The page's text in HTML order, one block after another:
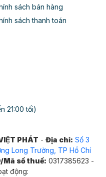
sách bán hàng
sách thanh toán
21:00 tối)
PHÁT - Địa chỉ: Số 3
Long Trường, TP Hồ Chí
Mã số thuế: 0317385623 -
động: